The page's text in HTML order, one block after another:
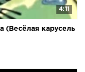
4:11
(Весёлая карусель